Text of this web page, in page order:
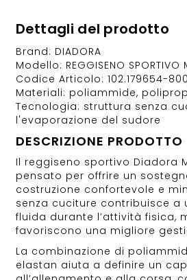
Dettagli del prodotto
Brand: DIADORA
Modello: REGGISENO SPORTIVO
Codice Articolo: 102.179654-
Materiali: poliammide,
Tecnologia: struttura senza
l'evaporazione del sudore
DESCRIZIONE PRODOTTO
Il reggiseno sportivo Diadora
pensato per offrire un
costruzione confortevole e
senza cuciture contribuisce a
fluida durante l’attività fisica,
favoriscono una migliore
La combinazione di
elastan aiuta a definire un